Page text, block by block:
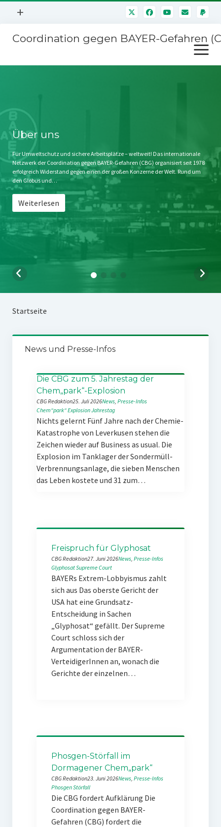
Menü
+
Mitmachen
Kontakt
Impressum
Störfälle
Coordination gegen BAYER-Gefahren
Menü
öffnen
Stichwort BAYER
Jahrestagung
SPENDEN
Über uns
Für Umweltschutz und sichere Arbeitsplätze – weltweit! Das internationale
Netzwerk der Coordination gegen BAYER-Gefahren (CBG) organisiert seit 1978
erfolgreich Widerstand gegen einen der großen Konzerne der Welt. Rund um
den Globus und…
Weiterlesen
Startseite
News und Presse-Infos
Die CBG zum 5. Jahrestag der
Chem„park“-Explosion
CBG Redaktion25. Juli 2026News, Presse-Infos
Chem“park“ExplosionJahrestag
Nichts gelernt Fünf Jahre nach der Chemie-
Katastrophe von Leverkusen stehen die
Zeichen wieder auf Business as usual. Die
Explosion im Tanklager der Sondermüll-
Verbrennungsanlage, die sieben Menschen
das Leben kostete und 31 zum…
Freispruch für Glyphosat
CBG Redaktion27. Juni 2026News, Presse-Infos
GlyphosatSupreme Court
BAYERs Extrem-Lobbyismus zahlt
sich aus Das oberste Gericht der
USA hat eine Grundsatz-
Entscheidung in Sachen
„Glyphosat“ gefällt. Der Supreme
Court schloss sich der
Argumentation der BAYER-
VerteidigerInnen an, wonach die
Gerichte der einzelnen…
Phosgen-Störfall im
Dormagener Chem„park“
CBG Redaktion23. Juni 2026News, Presse-Infos
PhosgenStörfall
Die CBG fordert Aufklärung Die
Coordination gegen BAYER-
Gefahren (CBG) fordert die